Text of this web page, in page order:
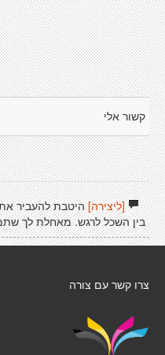
קשור אלי
[ליצירה]היטבת להעביר
בין השכל לרגש. מאחלת לך
צרו קשר עם צורה